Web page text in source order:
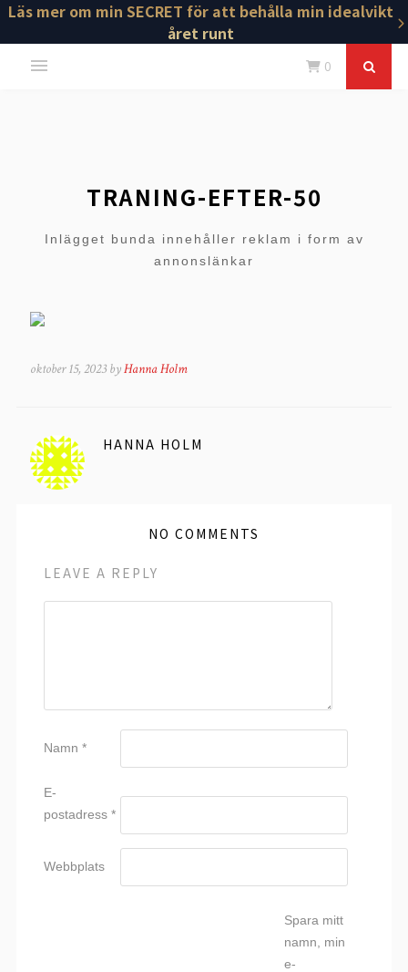
Läs mer om min SECRET för att behålla min idealvikt
året runt
0
TRANING-EFTER-50
Inlägget bunda innehåller reklam i form av
annonslänkar
oktober 15, 2023 byHanna Holm
HANNA HOLM
NO COMMENTS
LEAVE A REPLY
Namn *
E-
postadress *
Webbplats
Spara mitt
namn, min
e-